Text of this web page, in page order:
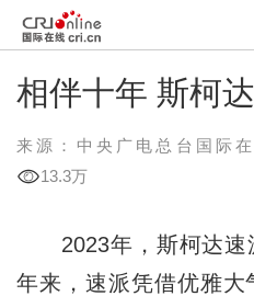
相伴十年 斯柯
来源： 中央广电总台国际
13.3万
2023年，斯柯达速
年来，速派凭借优雅